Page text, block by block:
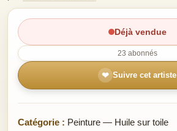
Déjà vendue
23 abonnés
❤ Suivre cet artiste
Catégorie : Peinture — Huile sur toile